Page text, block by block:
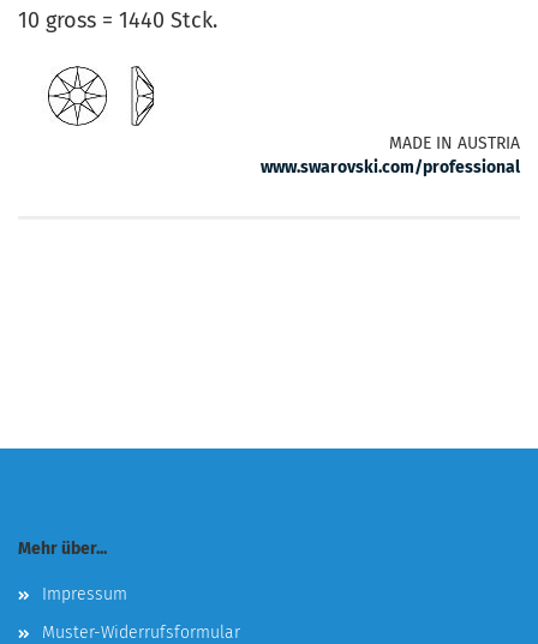
10 gross = 1440 Stck.
MADE IN AUSTRIA
www.swarovski.com/professional
Mehr über...
Impressum
Muster-Widerrufsformular